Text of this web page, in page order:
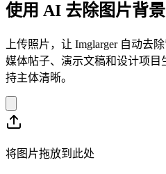
使用 AI 去除图片背景
上传照片，让 Imglarger 自动去
媒体帖子、演示文稿和设计项
持主体清晰。
将图片拖放到此处